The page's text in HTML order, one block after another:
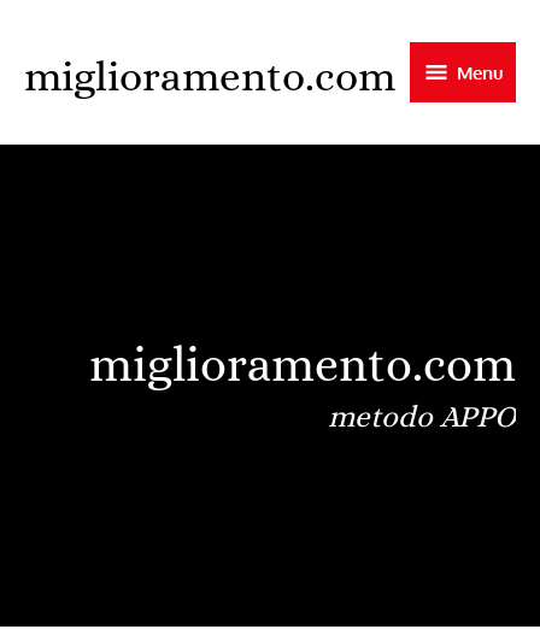
to
content
miglioramento.com Menu
miglioramento.com
metodo APPO